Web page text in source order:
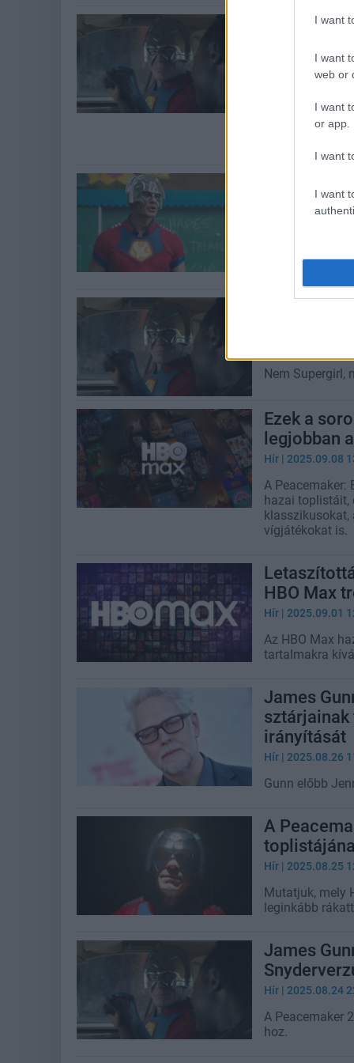
I want
I want
web or
I want
or app.
I want
I want
A
Az HBO Max
leleplezéshez:
akarta
még annyira
Nem Supergirl,
Ezek a
legjobban
Hír | 2025.09.08
A Peacemaker:
hazai toplistáit,
klasszikusokat,
vígjátékokat is.
HBO Max
Hír | 2025.09.01
Az HBO Max
tartalmakra
James
sztárjainak
irányítását
Hír | 2025.08.26
Gunn előbb
A
Hír | 2025.08.25
Mutatjuk, mely
leginkább
James
Hír | 2025.08.24
A Peacemaker
hoz.